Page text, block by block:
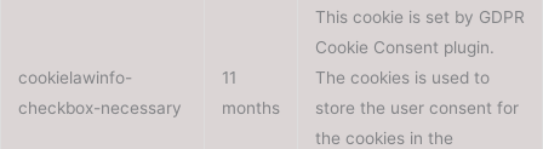
cookielawinfo-
checkbox-necessary
11
months
This cookie is set by GDPR
Cookie Consent plugin.
The cookies is used to
store the user consent for
the cookies in the